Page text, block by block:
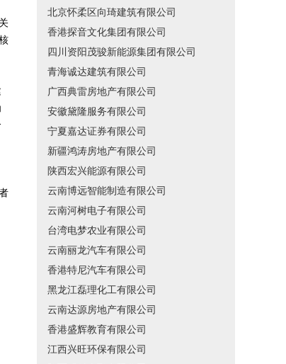
北京怀柔区向琦建筑有限公司
香港探音文化集团有限公司
四川资阳茂骏新能源集团有限公司
青海诚达建筑有限公司
广西典雷房地产有限公司
安徽黛隆服务有限公司
宁夏嘉达证券有限公司
新疆鸿涛房地产有限公司
陕西宏兴能源有限公司
云南博远智能制造有限公司
云南河树电子有限公司
台湾电梦农业有限公司
云南丽龙汽车有限公司
香港特尼汽车有限公司
黑龙江磊理化工有限公司
云南达源房地产有限公司
香港盛辉教育有限公司
江西兴旺环保有限公司